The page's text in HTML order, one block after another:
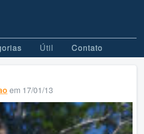
Útil Contato
em 17/01/13